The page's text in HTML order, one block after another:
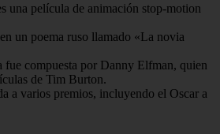
una película de animación stop-motion
un poema ruso llamado «La novia
fue compuesta por Danny Elfman, quien
de Tim Burton.
a varios premios, incluyendo el Oscar a